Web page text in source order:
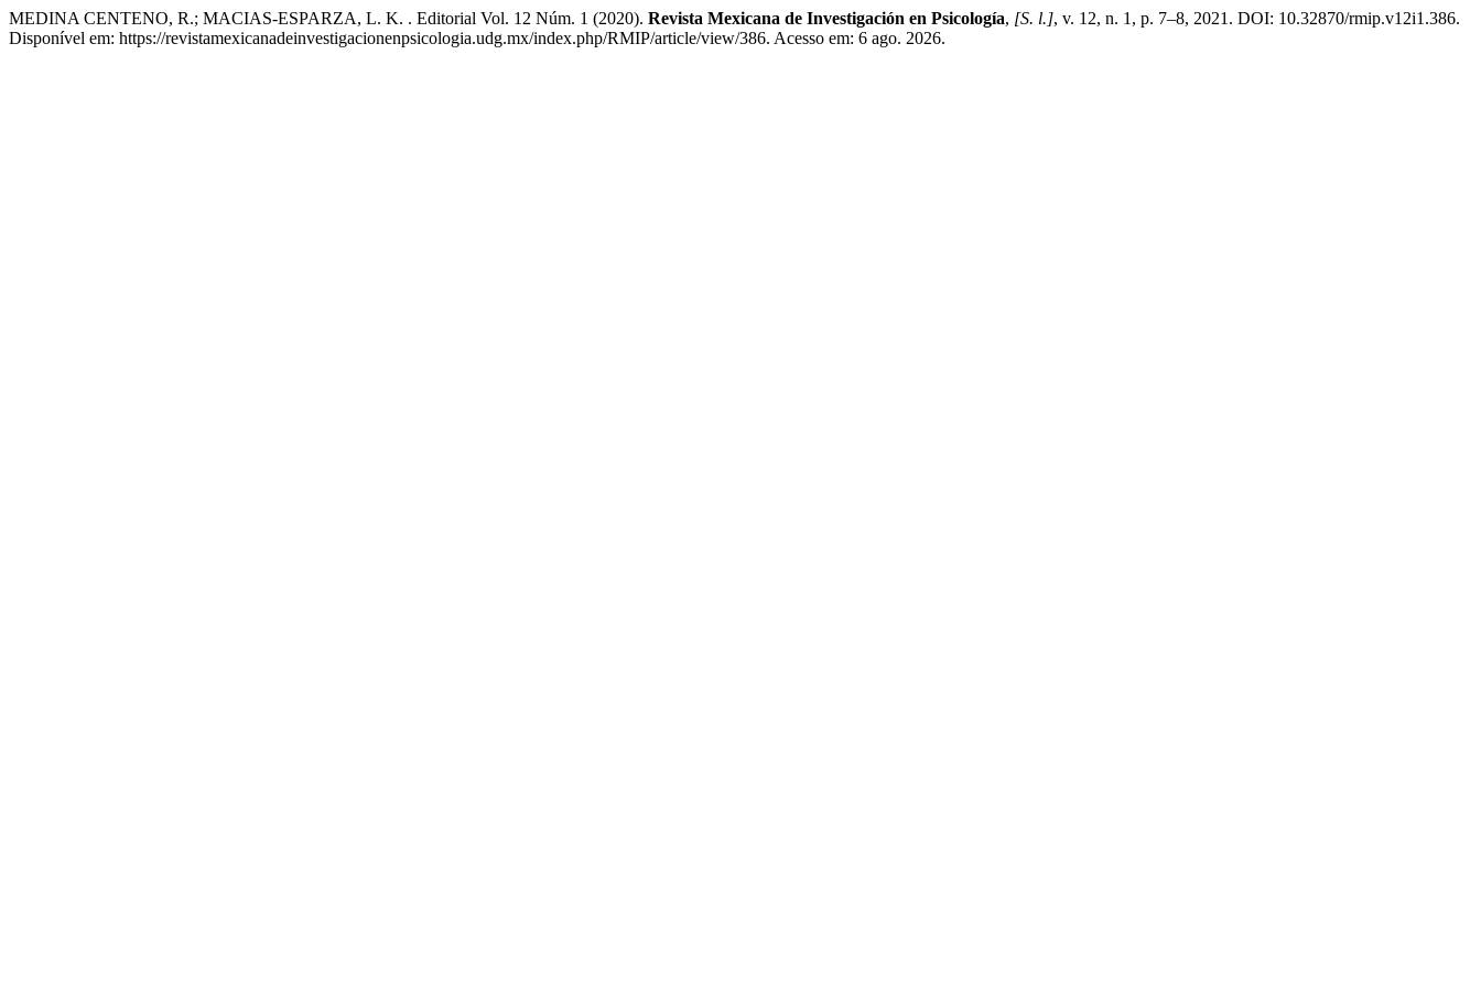
MEDINA CENTENO, R.; MACIAS-ESPARZA, L. K. . Editorial Vol. 12 Núm. 1 (2020). Revista Mexicana de Investigación en Psicología, [S. l.], v. 12, n. 1, p. 7–8, 2021. DOI: 10.32870/rmip.v12i1.386.
Disponível em: https://revistamexicanadeinvestigacionenpsicologia.udg.mx/index.php/RMIP/article/view/386. Acesso em: 6 ago. 2026.